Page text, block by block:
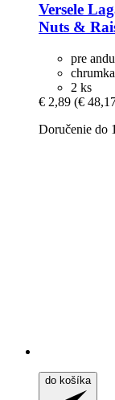
Versele
Nuts &
pre
2 ks
€ 2,89 (€
Doručenie do
do košíka